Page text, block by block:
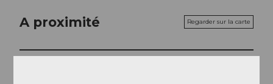
A proximité Regarder sur la carte